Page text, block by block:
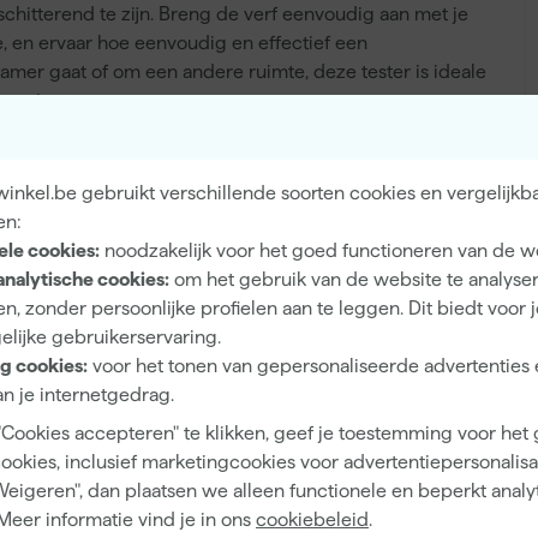
gebruikt verschillende soorten cookies en
cookies: noodzakelijk voor het goed functioneren van de
cookies: om het gebruik van de website te
zonder persoonlijke profielen aan te leggen. Dit biedt voor
gebruikerservaring.
cookies: voor het tonen van gepersonaliseerde advertenties
je internetgedrag.
accepteren" te klikken, geef je toestemming voor het
inclusief marketingcookies voor
dan plaatsen we alleen functionele en beperkt
informatie vind je in ons cookiebeleid.
te zijn. Breng de verf eenvoudig aan met je
en ervaar hoe eenvoudig en effectief een
gaat of om een andere ruimte, deze tester is ideale
project.
Hout, Muren
Mat
Dekkend
Waterbasis (acryl)